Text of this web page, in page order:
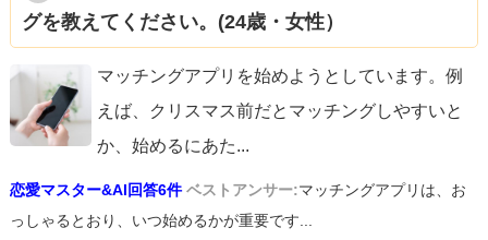
グを教えてください。(24歳・女性）
マッチングアプリを始めようとしています。例
えば、クリスマス前だとマッチングしやすいと
か、始めるにあた...
恋愛マスター&AI回答6件 ベストアンサー:マッチングアプリは、お
っしゃるとおり、いつ始めるかが重要です...